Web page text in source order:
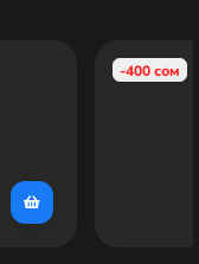
-400 сом